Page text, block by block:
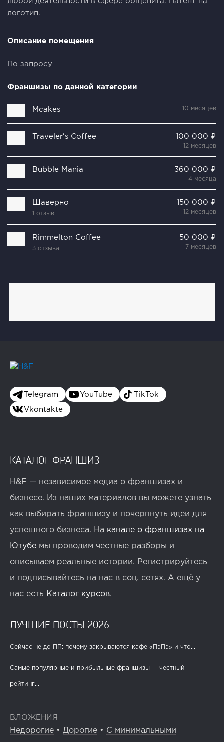
логотип.
Описание помещения
По запросу
Франшизы по данной категории
Mcakes 10 месяцев
Traveler's Coffee 100 000 ₽
12 месяцев
Bubble Mania 360 000 ₽
4 месяца
Шаверно
1 отзыв
150 000 ₽
12 месяцев
Rimmelton Coffee
3 отзыва
50 000 ₽
7 месяцев
Telegram YouTube TikTok
Vkontakte
КАТАЛОГ ФРАНШИЗ
H&F — независимое медиа о франшизах и
бизнесе. Из наших материалов вы можете узнать
как выбирать франшизу и почерпнуть идеи для
успешного бизнеса. На канале о франшизах на
Ютубе мы проводим честные разборы и
описываем реальные истории. Регистрируйтесь
и подписывайтесь на нас в соц. сетях. А ещё у
нас есть Каталог курсов.
ЛУЧШИЕ ПОСТЫ 2026
Сейчас не до ПП: почему закрываются кафе «ПэПэ» и что...
Самые популярные и прибыльные франшизы — честный
рейтинг...
ВЛОЖЕНИЯ
Недорогие • Дорогие • С минимальными